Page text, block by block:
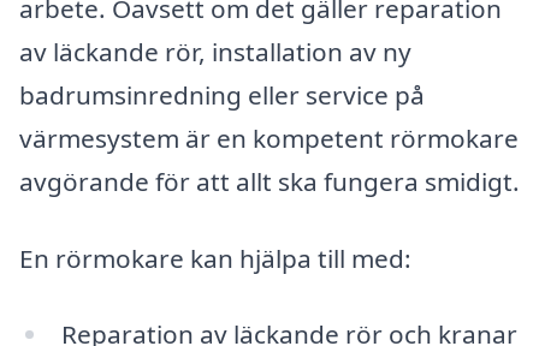
arbete. Oavsett om det gäller reparation
av läckande rör, installation av ny
badrumsinredning eller service på
värmesystem är en kompetent rörmokare
avgörande för att allt ska fungera smidigt.
En rörmokare kan hjälpa till med:
Reparation av läckande rör och kranar